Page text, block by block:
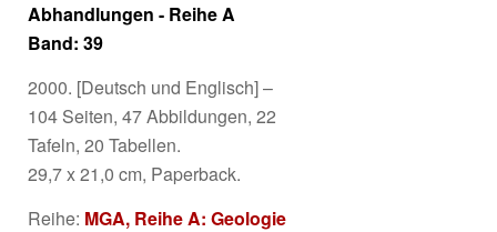
Abhandlungen - Reihe A
Band: 39
2000. [Deutsch und Englisch] –
104 Seiten, 47 Abbildungen, 22
Tafeln, 20 Tabellen.
29,7 x 21,0 cm, Paperback.
Reihe: MGA, Reihe A: Geologie